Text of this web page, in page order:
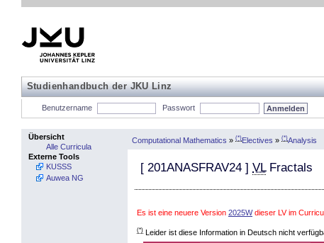
Studienhandbuch der JKU Linz
Benutzername Passwort
Übersicht
Alle Curricula
Externe Tools
KUSSS
Auwea NG
Computational Mathematics » (*)Electives » (*)Analysis
[ 201ANASFRAV24 ] VLFractals
Es ist eine neuere Version 2025Wdieser LV im
(*) Leider ist diese Information in Deutsch nicht